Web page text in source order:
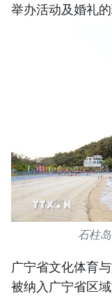
举办活动及婚礼的
石柱
广宁省文化体育
被纳入广宁省区